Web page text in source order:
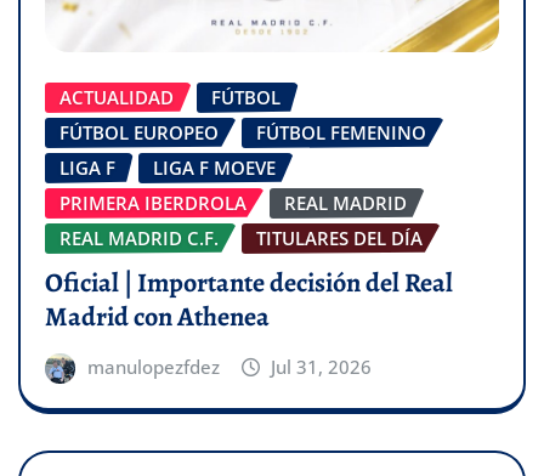
ACTUALIDAD
FÚTBOL
FÚTBOL EUROPEO
FÚTBOL FEMENINO
LIGA F
LIGA F MOEVE
PRIMERA IBERDROLA
REAL MADRID
REAL MADRID C.F.
TITULARES DEL DÍA
Oficial | Importante decisión del Real
Madrid con Athenea
manulopezfdez Jul 31, 2026